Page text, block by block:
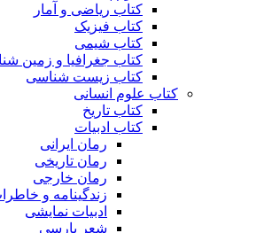
کتاب ریاضی و آمار
کتاب فیزیک
کتاب شیمی
کتاب جغرافیا و زمین
کتاب زیست شناسی
کتاب علوم انسانی
کتاب تاریخ
کتاب ادبیات
رمان ایرانی
رمان تاریخی
رمان خارجی
زندگینامه و
ادبیات نمایشی
شعر پارسی